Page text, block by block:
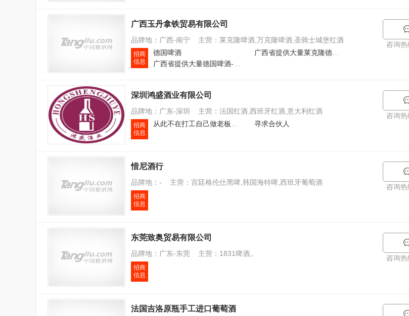
广西玉丹拿铁贸易有限公司
品牌地：广西-南宁 主营：莱克隆啤酒,万克隆啤酒,圣骑士城堡红酒
招商
信息
德国啤酒
咨询
深圳鸿盛酒业有限公司
品牌地：广东-深圳 主营：法国红酒,西班牙红酒,意大利红酒
招商
信息
寻求合伙人
咨询
惜尼酒行
品牌地：- 主营：宫廷格伦仕黑啤,韩国海特啤,西班牙葡萄酒
招商
信息
咨询
东莞致奥贸易有限公司
品牌地：广东-东莞 主营：1831啤酒,,
招商
信息
咨询
法国吉洛原瓶手工进口葡萄酒